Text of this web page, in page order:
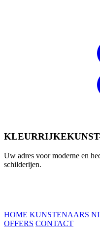
Uw adres voor moderne en
schilderijen.
HOME KUNSTENAARS
OFFERS CONTACT